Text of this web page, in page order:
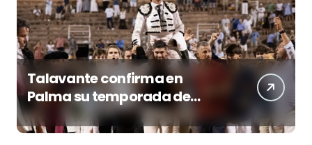
Talavante confirma en
Palma su temporada de
figura y el palco niega el
premio a Roca Rey